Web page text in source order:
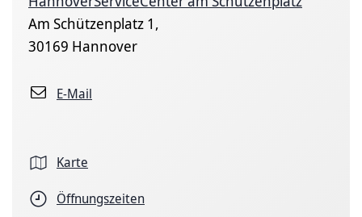
Am Schützenplatz 1,
30169 Hannover
E-Mail
Karte
Öffnungszeiten